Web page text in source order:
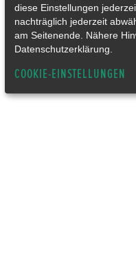
diese Einstellungen
nachträglich jederzeit
am Seitenende. Nähere
Datenschutzerklärung.
COOKIE-EINSTELLUNGEN